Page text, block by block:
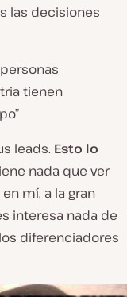
las decisiones
tienen
leads. Esto lo
nada que ver
mí, a la gran
interesa nada de
diferenciadores